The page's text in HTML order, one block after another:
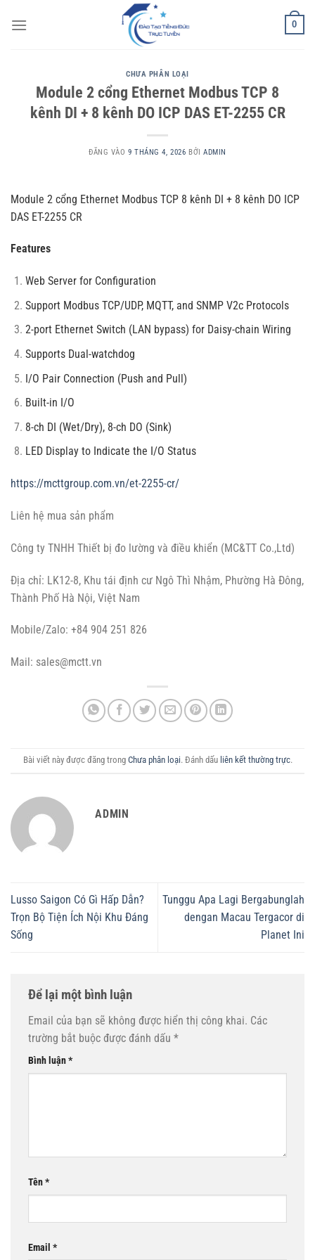
qua
0
CHƯA PHÂN LOẠI
Module 2 cổng Ethernet Modbus TCP 8
kênh DI + 8 kênh DO ICP DAS ET-2255 CR
ĐĂNG VÀO 9 THÁNG 4, 2026 BỞIADMIN
Module 2 cổng Ethernet Modbus TCP 8 kênh DI + 8 kênh DO ICP
DAS ET-2255 CR
Features
Web Server for Configuration
Support Modbus TCP/UDP, MQTT, and SNMP V2c Protocols
2-port Ethernet Switch (LAN bypass) for Daisy-chain Wiring
Supports Dual-watchdog
I/O Pair Connection (Push and Pull)
Built-in I/O
8-ch DI (Wet/Dry), 8-ch DO (Sink)
LED Display to Indicate the I/O Status
https://mcttgroup.com.vn/et-2255-cr/
Liên hệ mua sản phẩm
Công ty TNHH Thiết bị đo lường và điều khiển (MC&TT Co.,Ltd)
Địa chỉ: LK12-8, Khu tái định cư Ngô Thì Nhậm, Phường Hà Đông,
Thành Phố Hà Nội, Việt Nam
Mobile/Zalo: +84 904 251 826
Mail: sales@mctt.vn
Bài viết này được đăng trong Chưa phân loại. Đánh dấu liên kết thường trực.
ADMIN
Lusso Saigon Có Gì Hấp Dẫn?
Trọn Bộ Tiện Ích Nội Khu Đáng
Sống
Tunggu Apa Lagi Bergabunglah
dengan Macau Tergacor di
Planet Ini
Để lại một bình luận
Email của bạn sẽ không được hiển thị công khai. Các
trường bắt buộc được đánh dấu *
Bình luận*
Tên*
Email *